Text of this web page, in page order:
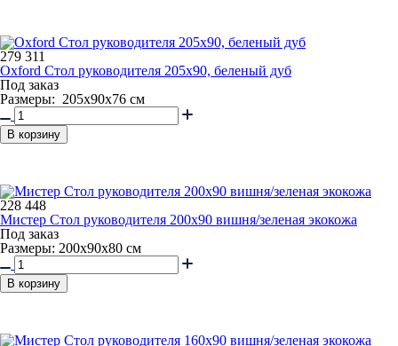
279 311
Oxford Стол руководителя 205x90, беленый дуб
Под заказ
Размеры: 205x90x76 см
В корзину
228 448
Мистер Стол руководителя 200x90 вишня/зеленая экокожа
Под заказ
Размеры: 200x90x80 см
В корзину